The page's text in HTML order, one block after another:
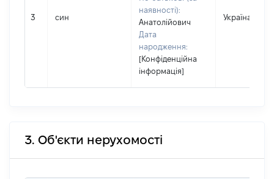
3 син
наявності):
Анатолійович
Дата
народження:
[Конфіденційна
інформація]
Україна
3. Об'єкти нерухомості